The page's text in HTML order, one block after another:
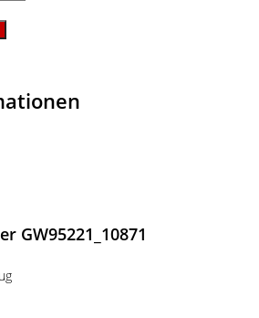
GW95221_10871